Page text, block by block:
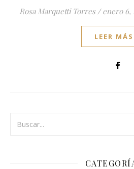
Rosa Marquetti Torres / enero 6,
LEER MÁS